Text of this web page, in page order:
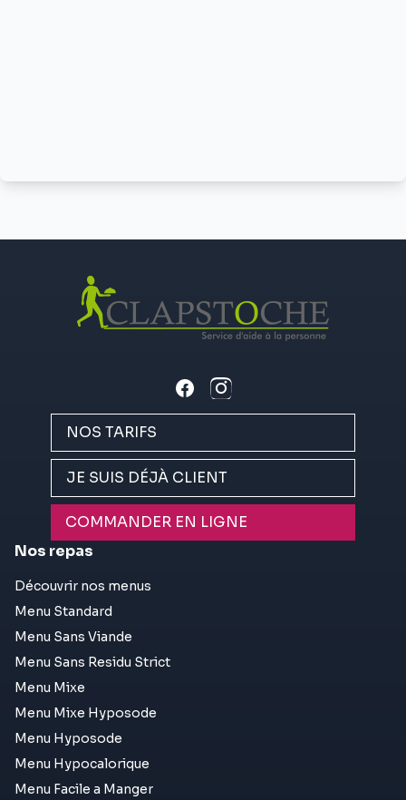
NOS TARIFS
JE SUIS DÉJÀ CLIENT
COMMANDER EN LIGNE
Nos repas
Découvrir nos menus
Menu Standard
Menu Sans Viande
Menu Sans Residu Strict
Menu Mixe
Menu Mixe Hyposode
Menu Hyposode
Menu Hypocalorique
Menu Facile a Manger